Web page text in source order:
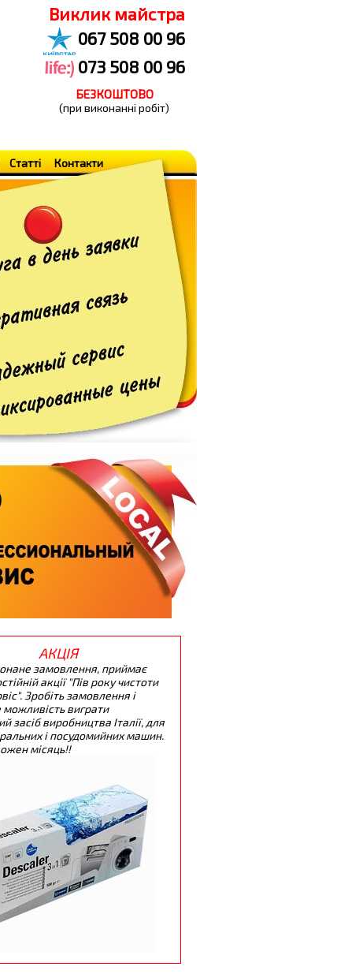
Виклик майстра
067 508 00 96
073 508 00 96
БЕЗКОШТОВО
(при виконанні робіт)
Статті Контакти
АКЦІЯ
замовлення, приймає
акції "Пів року чистоти
Зробіть замовлення і
виграти
засіб виробництва Італії, для
і посудомийних машин.
місяць!!